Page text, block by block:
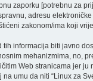
zaporku [potrebnu za
adresu
zakonom/ima koji
tih informacija biti javno
mehanizmima, no,
Web stranicama jer ju
umu da niti “Linux za